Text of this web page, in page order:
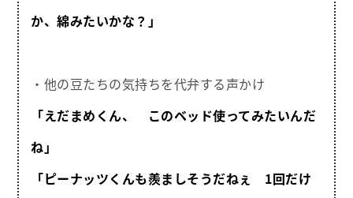
か、綿みたいかな？」
・他の豆たちの気持ちを代弁する声かけ
「えだまめくん、 このベッド使ってみたいんだ
ね」
「ピーナッツくんも羨ましそうだねぇ 1回だけ